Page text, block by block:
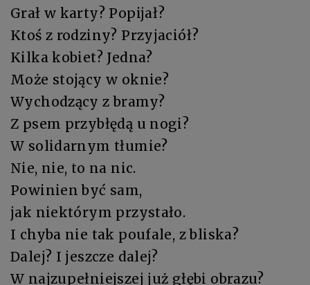
Grał w karty? Popijał?
Ktoś z rodziny? Przyjaciół?
Kilka kobiet? Jedna?
Może stojący w oknie?
Wychodzący z bramy?
Z psem przybłędą u nogi?
W solidarnym tłumie?
Nie, nie, to na nic.
Powinien być sam,
jak niektórym przystało.
I chyba nie tak poufale, z bliska?
Dalej? I jeszcze dalej?
W najzupełniejszej już głębi obrazu?